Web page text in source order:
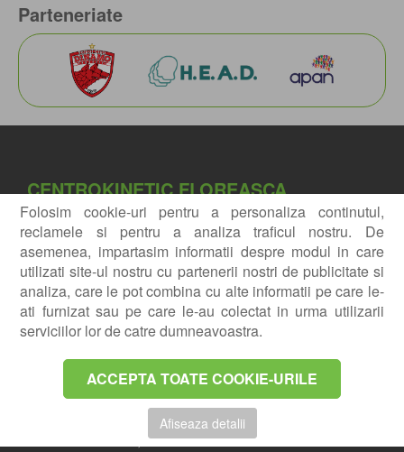
Folosim cookie-uri pentru a personaliza continutul,
reclamele si pentru a analiza traficul nostru. De
asemenea, impartasim informatii despre modul in care
utilizati site-ul nostru cu partenerii nostri de publicitate si
analiza, care le pot combina cu alte informatii pe care le-
ati furnizat sau pe care le-au colectat in urma utilizarii
serviciilor lor de catre dumneavoastra.
ACCEPTA TOATE COOKIE-URILE
Afiseaza detalii
Parteneriate
CENTROKINETIC FLOREASCA
Bucuresti, Sector 1,
Bd. Mircea Eliade, nr. 18.
Eliade Tower, intrarea A, Etaj 3
Navigatie Exploreaza3D
CENTROKINETIC Barbu Vacarescu
Bucuresti, Sector 2,
Str. Barbu Văcărescu, nr. 102
102 The Address, Parter